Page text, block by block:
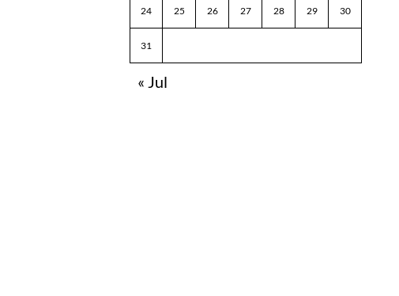
24 25 26 27 28 29 30
31
« Jul